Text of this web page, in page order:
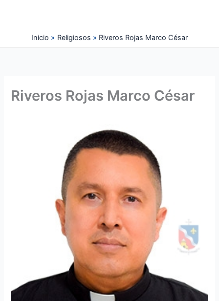
Inicio
Religiosos Riveros Rojas Marco César
Riveros Rojas Marco César